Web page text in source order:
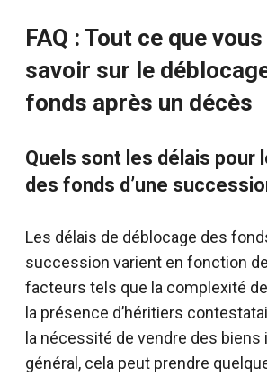
FAQ : Tout ce que
savoir sur le
fonds après un décès
Quels sont les délais pour
des fonds d’une
Les délais de déblocage des
succession varient en fonction
facteurs tels que la complexité
la présence d’héritiers
la nécessité de vendre des biens
général, cela peut prendre